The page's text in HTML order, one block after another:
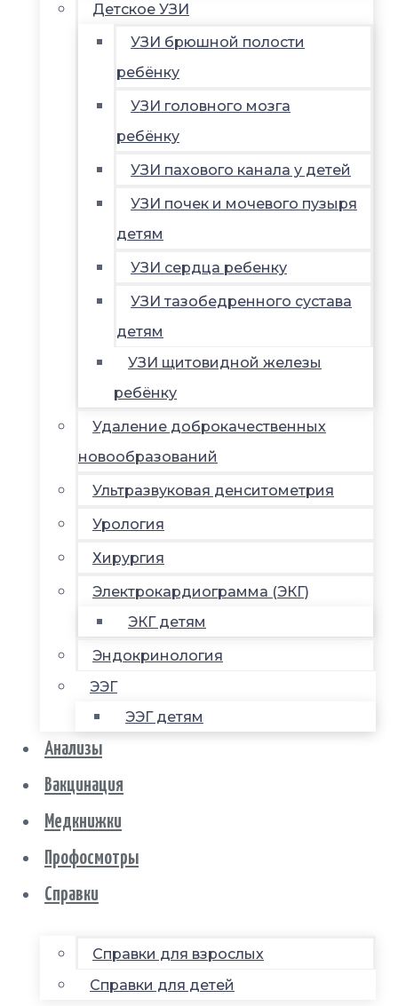
Детское УЗИ
УЗИ брюшной полости
ребёнку
УЗИ головного мозга
ребёнку
УЗИ пахового канала у детей
УЗИ почек и мочевого пузыря
детям
УЗИ сердца ребенку
УЗИ тазобедренного сустава
детям
УЗИ щитовидной железы
ребёнку
Удаление доброкачественных
новообразований
Ультразвуковая денситометрия
Урология
Хирургия
Электрокардиограмма (ЭКГ)
ЭКГ детям
Эндокринология
ЭЭГ
ЭЭГ детям
Анализы
Вакцинация
Медкнижки
Профосмотры
Справки
Справки для взрослых
Справки для детей